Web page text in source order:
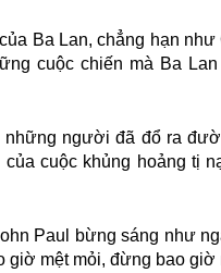
Ba Lan, chẳng hạn như
cuộc chiến mà Ba
người đã đổ ra
cuộc khủng hoảng tị
Paul bừng sáng như
mệt mỏi, đừng bao